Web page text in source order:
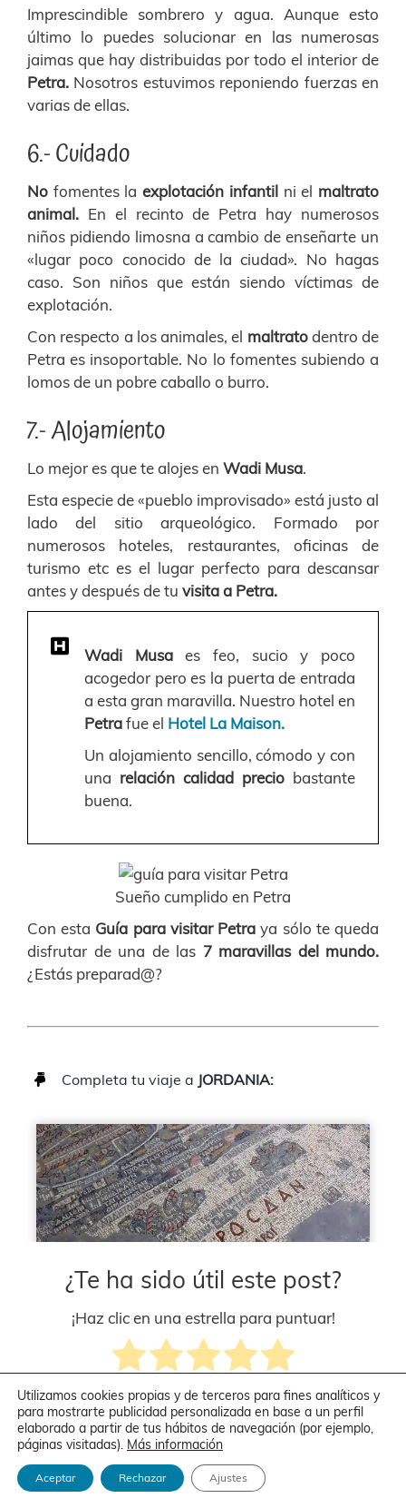
Imprescindible sombrero y agua. Aunque esto
último lo puedes solucionar en las numerosas
jaimas que hay distribuidas por todo el interior de
Petra. Nosotros estuvimos reponiendo fuerzas en
varias de ellas.
6.- Cuidado
No fomentes la explotación infantil ni el maltrato
animal. En el recinto de Petra hay numerosos
niños pidiendo limosna a cambio de enseñarte un
«lugar poco conocido de la ciudad». No hagas
caso. Son niños que están siendo víctimas de
explotación.
Con respecto a los animales, el maltratodentro de
Petra es insoportable. No lo fomentes subiendo a
lomos de un pobre caballo o burro.
7.- Alojamiento
Lo mejor es que te alojes en Wadi Musa.
Esta especie de «pueblo improvisado» está justo al
lado del sitio arqueológico. Formado por
numerosos hoteles, restaurantes, oficinas de
turismo etc es el lugar perfecto para descansar
antes y después de tu visita a Petra.
Wadi Musaes feo, sucio y poco
acogedor pero es la puerta de entrada
a esta gran maravilla. Nuestro hotel en
Petrafue el Hotel La Maison.
Un alojamiento sencillo, cómodo y con
una relación calidad precio bastante
buena.
Sueño cumplido en Petra
Con esta Guía para visitar Petra ya sólo te queda
disfrutar de una de las 7 maravillas del mundo.
¿Estás preparad@?
Completa tu viaje a JORDANIA:
¿Te ha sido útil este post?
¡Haz clic en una estrella para puntuar!
Puntuación media5/ 5. Recuento de votos:15
PorMarta | 3 febrero, 2019 | Petra
Utilizamos cookies propias y de terceros para fines analíticos y
para mostrarte publicidad personalizada en base a un perfil
elaborado a partir de tus hábitos de navegación (por ejemplo,
páginas visitadas). Más información
Aceptar Rechazar Ajustes